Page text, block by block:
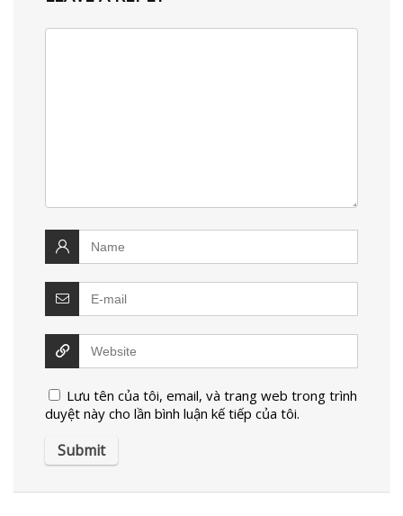
Lưu tên của tôi, email, và trang web trong trình
duyệt này cho lần bình luận kế tiếp của tôi.